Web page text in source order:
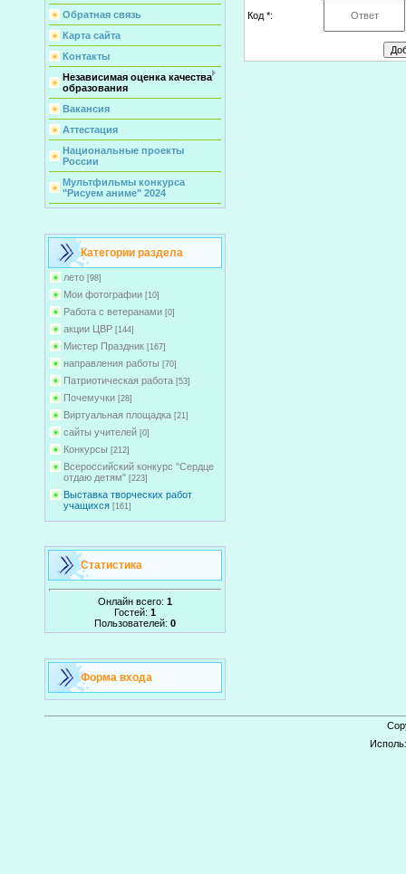
Обратная связь
Карта сайта
Контакты
Независимая оценка качества
образования
Вакансия
Аттестация
Национальные проекты
России
Мультфильмы конкурса
"Рисуем аниме" 2024
Категории раздела
лето [98]
Мои фотографии [10]
Работа с ветеранами [0]
акции ЦВР [144]
Мистер Праздник [167]
направления работы [70]
Патриотическая работа [53]
Почемучки [28]
Виртуальная площадка [21]
сайты учителей [0]
Конкурсы [212]
Всероссийский конкурс "Сердце
отдаю детям" [223]
Выставка творческих работ
учащихся [161]
Статистика
Онлайн всего: 1
Гостей: 1
Пользователей: 0
Форма входа
Код *: